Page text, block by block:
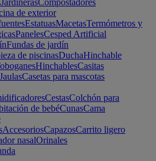
JardinerasCompostadores
de exterior
EstatuasMacetasTermómetros y
PanelesCesped Artificial
Fundas de jardín
de piscinasDuchaHinchable
HinchablesCasitas
JaulasCasetas para mascotas
CestasColchón para
de bebéCunasCama
AccesoriosCapazosCarrito ligero
nasalOrinales